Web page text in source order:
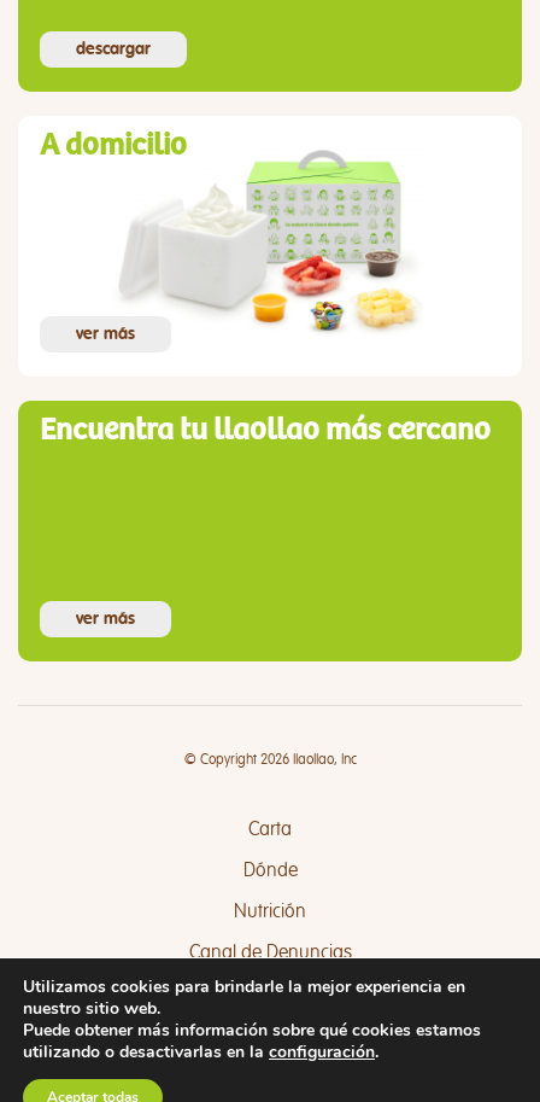
descargar
A domicilio
ver más
Encuentra tu llaollao más cercano
ver más
© Copyright 2026 llaollao, Inc
Carta
Dónde
Nutrición
Canal de Denuncias
Quejas y Sugerencias
Utilizamos cookies para brindarle la mejor experiencia en
nuestro sitio web.
Puede obtener más información sobre qué cookies estamos
utilizando o desactivarlas en la configuración.
Aceptar todas